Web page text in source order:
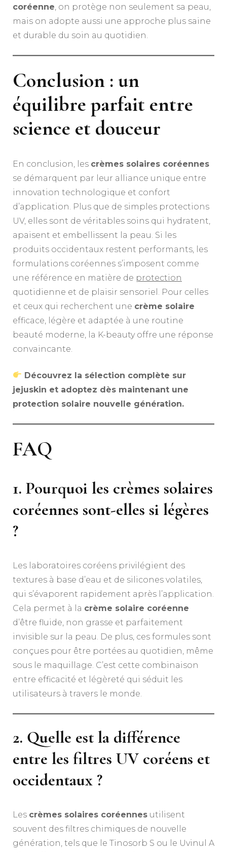
coréenne , on protège non seulement sa peau,
mais on adopte aussi une approche plus saine
et durable du soin au quotidien.
Conclusion : un
équilibre parfait entre
science et douceur
En conclusion, les crèmes solaires coréennes
se démarquent par leur alliance unique entre
innovation technologique et confort
d’application. Plus que de simples protections
UV, elles sont de véritables soins qui hydratent,
apaisent et embellissent la peau. Si les
produits occidentaux restent performants, les
formulations coréennes s’imposent comme
une référence en matière de protection
quotidienne et de plaisir sensoriel. Pour celles
et ceux qui recherchent une crème solaire
efficace, légère et adaptée à une routine
beauté moderne, la K-beauty offre une réponse
convaincante.
Découvrez la sélection complète sur
jejuskin et adoptez dès maintenant une
protection solaire nouvelle génération.
FAQ
1. Pourquoi les crèmes solaires
coréennes sont-elles si légères
?
Les laboratoires coréens privilégient des
textures à base d’eau et de silicones volatiles,
qui s’évaporent rapidement après l’application.
Cela permet à la crème solaire coréenne
d’être fluide, non grasse et parfaitement
invisible sur la peau. De plus, ces formules sont
conçues pour être portées au quotidien, même
sous le maquillage. C’est cette combinaison
entre efficacité et légèreté qui séduit les
utilisateurs à travers le monde.
2. Quelle est la différence
entre les filtres UV coréens et
occidentaux ?
Les crèmes solaires coréennes utilisent
souvent des filtres chimiques de nouvelle
génération, tels que le Tinosorb S ou le Uvinul A